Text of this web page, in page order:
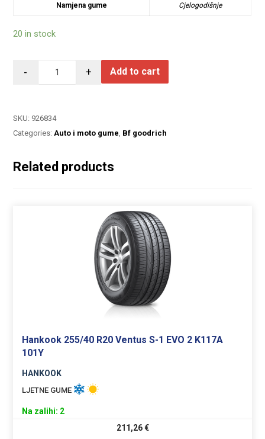
Namjena gume Cjelogodišnje
20 in stock
- + Add to cart
SKU: 926834
Categories:Auto i moto gume, Bf goodrich
Related products
Hankook 255/40 R20 Ventus S-1 EVO 2 K117A
101Y
HANKOOK
LJETNE GUME
Na zalihi: 2
211,26€